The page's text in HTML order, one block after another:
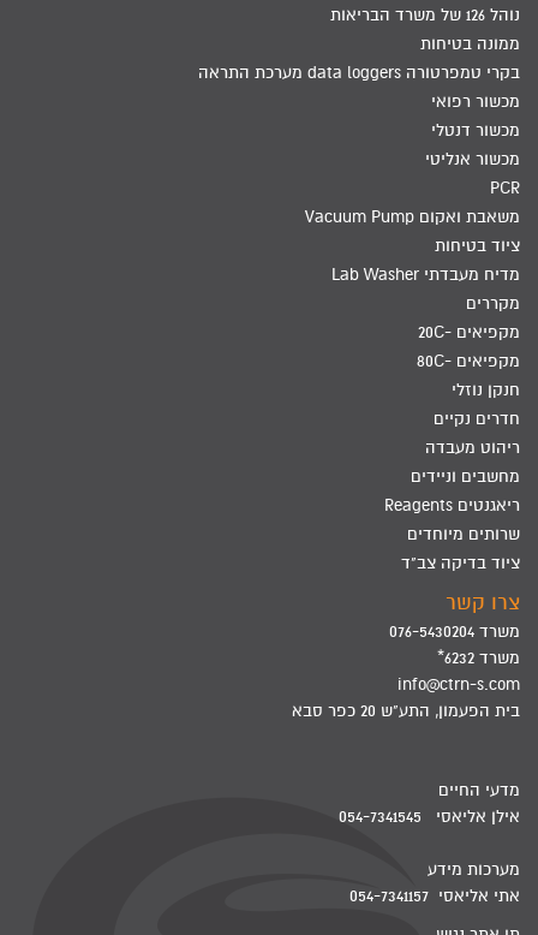
נוהל 126 של משרד הבריאות
ממונה בטיחות
בקרי טמפרטורה data loggers מערכת התראה
מכשור רפואי
מכשור דנטלי
מכשור אנליטי
PCR
משאבת ואקום Vacuum Pump
ציוד בטיחות
מדיח מעבדתי Lab Washer
מקררים
מקפיאים -20C
מקפיאים -80C
חנקן נוזלי
חדרים נקיים
ריהוט מעבדה
מחשבים וניידים
ריאגנטים Reagents
שרותים מיוחדים
ציוד בדיקה צב"ד
צרו קשר
משרד 076-5430204
משרד 6232*
info@ctrn-s.com
בית הפעמון, התע"ש 20 כפר סבא
מדעי החיים
אילן אליאסי 054-7341545
מערכות מידע
אתי אליאסי 054-7341157